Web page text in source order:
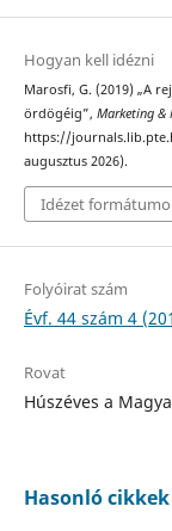
Hogyan kell idézni
Marosfi, G. (2019) „A
ördögéig”, Marketing &
https://
augusztus 2026).
Idézet
Folyóirat szám
Évf. 44 szám 4
Rovat
Húszéves a
Hasonló cikkek